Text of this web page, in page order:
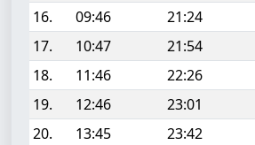
16.
09:46 21:24
17.
10:47 21:54
18.
11:46 22:26
19.
12:46 23:01
20.
13:45 23:42